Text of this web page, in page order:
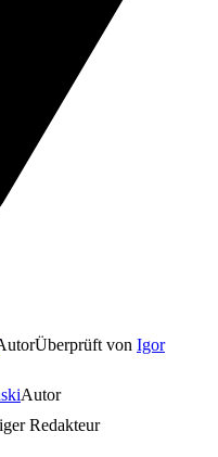
Überprüft von Igor
Autor
Redakteur